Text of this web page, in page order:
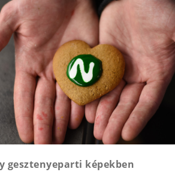
gesztenyeparti képekben